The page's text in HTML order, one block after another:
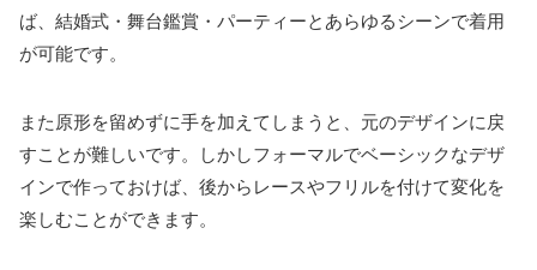
ば、結婚式・舞台鑑賞・パーティーとあらゆるシーンで着用
が可能です。
また原形を留めずに手を加えてしまうと、元のデザインに戻
すことが難しいです。しかしフォーマルでベーシックなデザ
インで作っておけば、後からレースやフリルを付けて変化を
楽しむことができます。